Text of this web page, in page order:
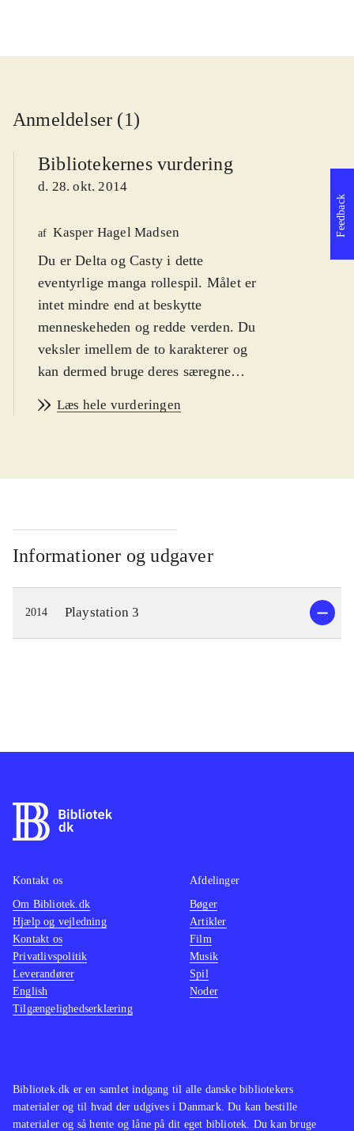
Anmeldelser (1)
Bibliotekernes vurdering
d. 28. okt. 2014
af Kasper Hagel Madsen
Du er Delta og Casty i dette
eventyrlige manga rollespil. Målet er
intet mindre end at beskytte
menneskeheden og redde verden. Du
veksler imellem de to karakterer og
kan dermed bruge deres særegne
af genren japansk rollespil. Fra 12 år
Cas og Delta finde en magisk sang.
vil forhindre dem i at opnå det. De
bliver taget til fange af Zir, der leder
Genomirai kirken og er ved at lave
en farlig magisk sang. Gameplay
minder om det fra andre spil i
genren. Man bevæger sig rundt og
kende og forstår opgaven der skal
våben er magiske sange, der øger
chancen for at klare modstanderne
byder på et gennemført mytologisk
mangaunivers. Historien er dog
forholdsvis kompleks, så man skal
bruge tid på at forstå den for at få det
fulde udbytte og affinde sig med
mange lange dialoger. Pegi er 16 og
der er ikon for sex, hvilket dog er ret
serierne Final fantasy og Dragon
quest. Ni no Kuni er et eksempel på
Læs hele vurderingen
Informationer og udgaver
2014 Playstation 3
Feedback
Bibliotek.dk er en samlet indgang til alle danske bibliotekers
materialer og til hvad der udgives i Danmark. Du kan bestille
materialer og så hente og låne på dit eget bibliotek. Du kan bruge
Kontakt os
Om Bibliotek.dk
Hjælp og vejledning
Kontakt os
Privatlivspolitik
Leverandører
English
Tilgængelighedserklæring
Afdelinger
Bøger
Artikler
Film
Musik
Spil
Noder